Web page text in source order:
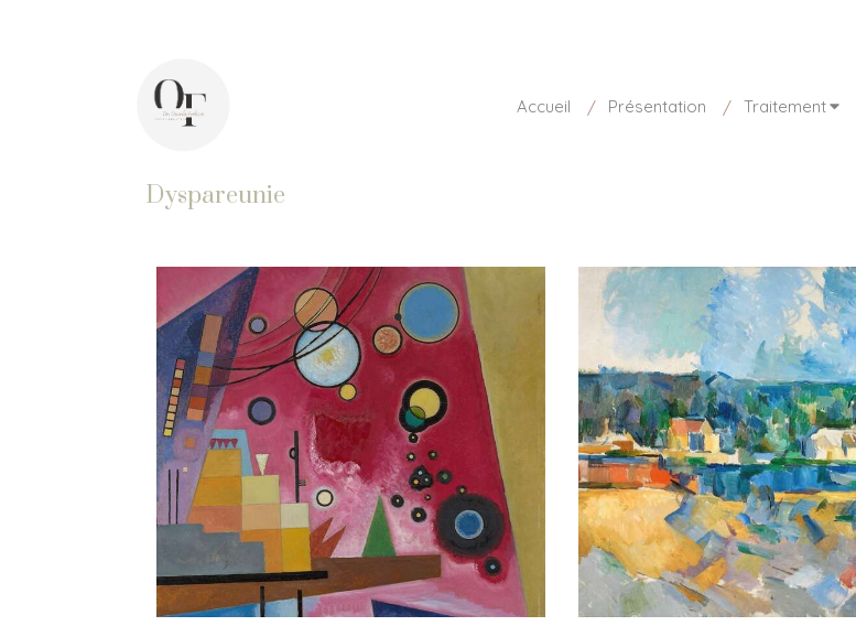
Accueil Présentation Traitement
Dyspareunie